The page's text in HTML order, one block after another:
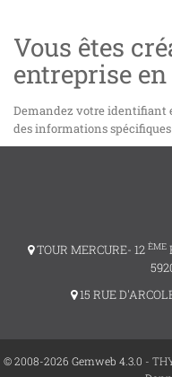
Vous êtes
entreprise
Demandez votre identifiant
des informations
TOUR MERCURE- 12 ÈME
15 RUE
© 2008-2026 Gemweb 4.3.0 -